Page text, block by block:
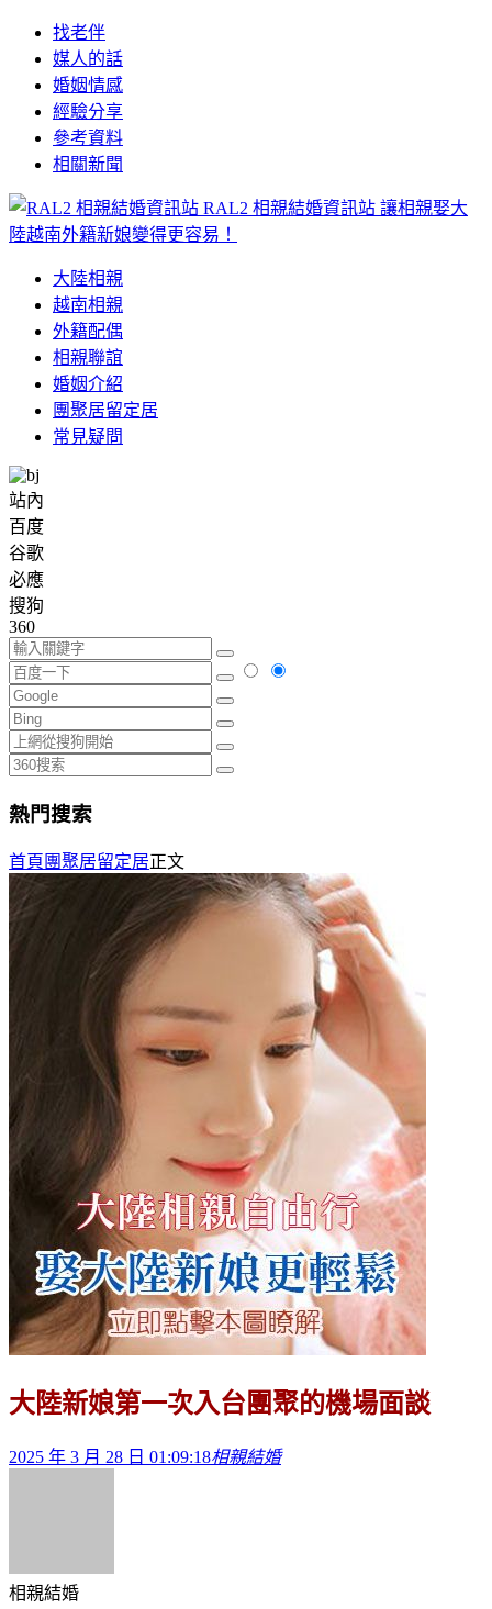
找老伴
媒人的話
婚姻情感
經驗分享
參考資料
相關新聞
RAL2 相親結婚資訊站 讓相親娶大
陸越南外籍新娘變得更容易！
大陸相親
越南相親
外籍配偶
相親聯誼
婚姻介紹
團聚居留定居
常見疑問
站內
百度
谷歌
必應
搜狗
360
熱門搜索
首頁 團聚居留定居正文
大陸新娘第一次入台團聚的機場面談
2025 年 3 月 28 日 01:09:18相親結婚
相親結婚